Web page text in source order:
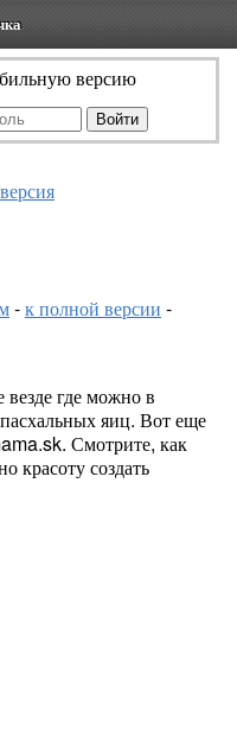
версию
-к полной версии -
где можно в
яиц. Вот еще
Смотрите, как
создать